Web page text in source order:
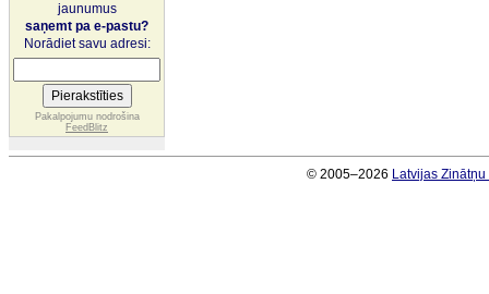
jaunumus
saņemt pa e-pastu?
Norādiet savu adresi:
Pakalpojumu nodrošina
FeedBlitz
© 2005–2026 Latvijas